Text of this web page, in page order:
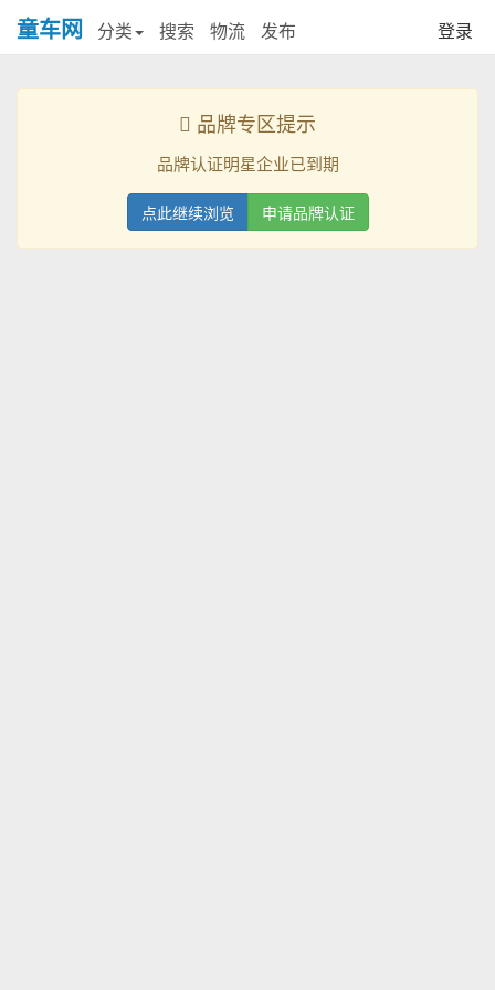
童车网 分类 搜索 物流 发布 登录
品牌专区提示
品牌认证明星企业已到期
点此继续浏览 申请品牌认证